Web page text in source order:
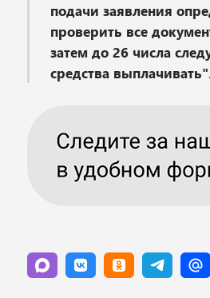
подачи заявления
проверить все
затем до 26 числа
средства